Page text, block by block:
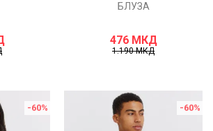
БЛУЗА
476 МКД
1.190МКД
-60% -60%